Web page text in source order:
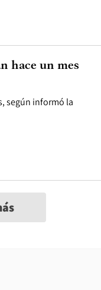
según informó la
hace un mes